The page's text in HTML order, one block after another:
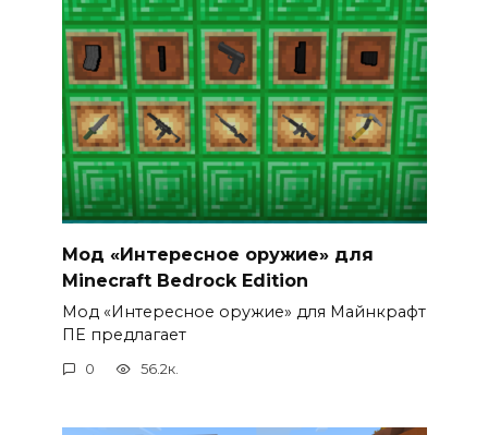
Мод «Интересное оружие» для
Minecraft Bedrock Edition
Мод «Интересное оружие» для Майнкрафт
ПЕ предлагает
0 56.2к.